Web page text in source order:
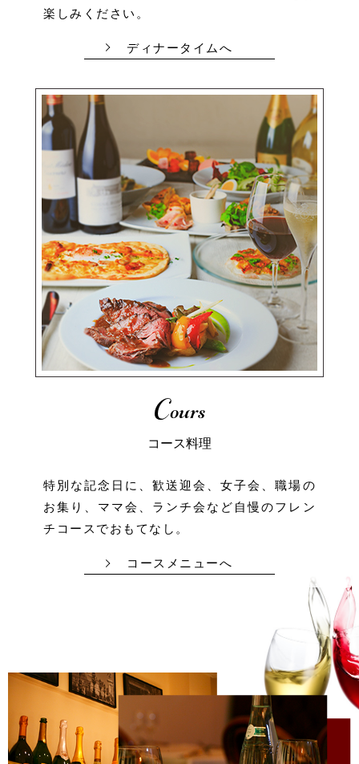
楽しみください。
ディナータイムへ
Cours
コース料理
特別な記念日に、歓送迎会、女子会、職場の
お集り、ママ会、ランチ会など 自慢のフレン
チコースでおもてなし。
コースメニューへ